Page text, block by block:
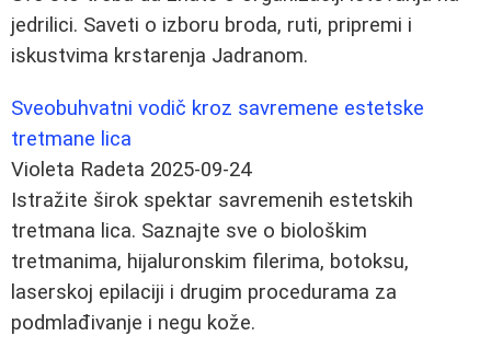
jedrilici. Saveti o izboru broda, ruti, pripremi i
iskustvima krstarenja Jadranom.
Sveobuhvatni vodič kroz savremene estetske
tretmane lica
Violeta Radeta 2025-09-24
Istražite širok spektar savremenih estetskih
tretmana lica. Saznajte sve o biološkim
tretmanima, hijaluronskim filerima, botoksu,
laserskoj epilaciji i drugim procedurama za
podmlađivanje i negu kože.